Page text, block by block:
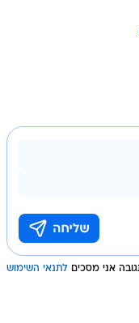
אני מסכים לתנאי השימוש